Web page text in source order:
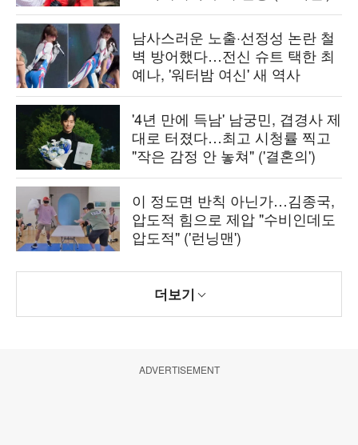
남사스러운 노출·선정성 논란 철
벽 방어했다…전신 슈트 택한 최
예나, '워터밤 여신' 새 역사
'4년 만에 득남' 남궁민, 겹경사 제
대로 터졌다…최고 시청률 찍고
"작은 감정 안 놓쳐" ('결혼의')
이 정도면 반칙 아닌가…김종국,
압도적 힘으로 제압 "수비인데도
압도적" ('런닝맨')
더보기
ADVERTISEMENT